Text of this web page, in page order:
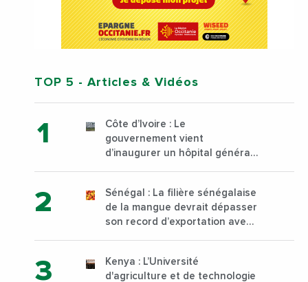
TOP 5 - Articles & Vidéos
Côte d’Ivoire : Le
gouvernement vient
d’inaugurer un hôpital général
Sénégal : La filière sénégalaise
de la mangue devrait dépasser
son record d’exportation avec
Kenya : L’Université
d'agriculture et de technologie